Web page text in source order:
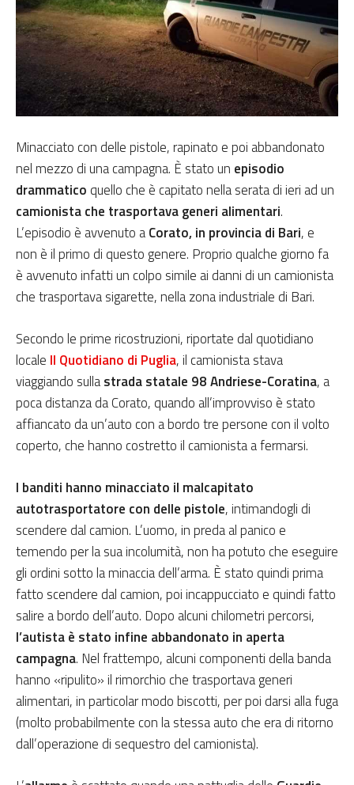
Minacciato con delle pistole, rapinato e poi abbandonato
nel mezzo di una campagna. È stato un episodio
drammatico quello che è capitato nella serata di ieri ad un
camionista che trasportava generi alimentari.
L’episodio è avvenuto aCorato, in provincia di Bari, e
non è il primo di questo genere. Proprio qualche giorno fa
è avvenuto infatti un colpo simile ai danni di un camionista
che trasportava sigarette, nella zona industriale di Bari.
Secondo le prime ricostruzioni, riportate dal quotidiano
locale Il Quotidiano di Puglia, il camionista stava
viaggiando sullastrada statale 98 Andriese-Coratina, a
poca distanza da Corato, quando all’improvviso è stato
affiancato da un’auto con a bordo tre persone con il volto
coperto, che hanno costretto il camionista a fermarsi.
I banditi hanno minacciato il malcapitato
autotrasportatore con delle pistole, intimandogli di
scendere dal camion. L’uomo, in preda al panico e
temendo per la sua incolumità, non ha potuto che eseguire
gli ordini sotto la minaccia dell’arma. È stato quindi prima
fatto scendere dal camion, poi incappucciato e quindi fatto
salire a bordo dell’auto. Dopo alcuni chilometri percorsi,
l’autista è stato infine abbandonato in aperta
campagna. Nel frattempo, alcuni componenti della banda
hanno «ripulito» il rimorchio che trasportava generi
alimentari, in particolar modo biscotti, per poi darsi alla fuga
(molto probabilmente con la stessa auto che era di ritorno
dall’operazione di sequestro del camionista).